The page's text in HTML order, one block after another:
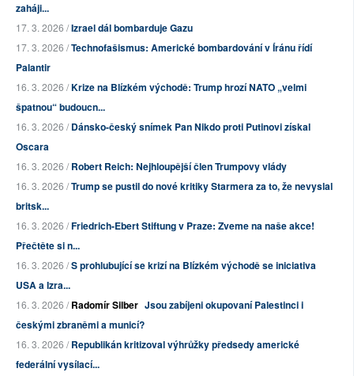
zaháji...
17. 3. 2026 /Izrael dál bombarduje Gazu
17. 3. 2026 /Technofašismus: Americké bombardování v Íránu řídí
Palantir
16. 3. 2026 /Krize na Blízkém východě: Trump hrozí NATO „velmi
špatnou“ budoucn...
16. 3. 2026 /Dánsko-český snímek Pan Nikdo proti Putinovi získal
Oscara
16. 3. 2026 /Robert Reich: Nejhloupější člen Trumpovy vlády
16. 3. 2026 /Trump se pustil do nové kritiky Starmera za to, že nevyslal
britsk...
16. 3. 2026 /Friedrich-Ebert Stiftung v Praze: Zveme na naše akce!
Přečtěte si n...
16. 3. 2026 /S prohlubující se krizí na Blízkém východě se iniciativa
USA a Izra...
16. 3. 2026 /Radomír Silber Jsou zabíjeni okupovaní Palestinci i
českými zbraněmi a municí?
16. 3. 2026 /Republikán kritizoval výhrůžky předsedy americké
federální vysílací...